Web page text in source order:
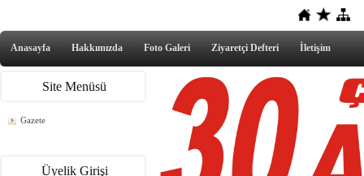
Anasayfa Hakkımızda Foto Galeri Ziyaretçi Defteri İletişim
Site Menüsü
Gazete
Üyelik Girişi